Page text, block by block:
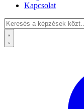
Kapcsolat